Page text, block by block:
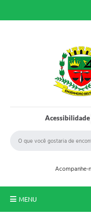
Acessibilidade
Acompanhe-
MENU